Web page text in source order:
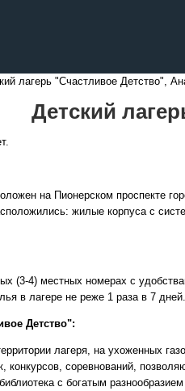
лагерь "Счастливое Детство",
Детский
на Пионерском проспекте
жилые корпуса с
(3-4) местных номерах с
в лагере не реже 1 раза в 7
Детство":
лагеря, на ухоженных
конкурсов, соревнований,
с богатым